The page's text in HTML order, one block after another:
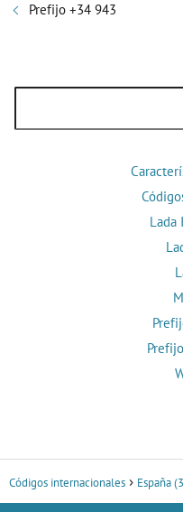
Prefijo +34 943
Lada
Códigos internacionales España